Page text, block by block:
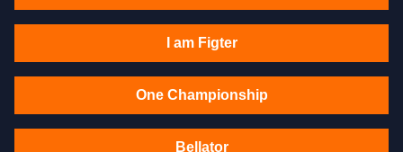
I am Figter
One Championship
Bellator